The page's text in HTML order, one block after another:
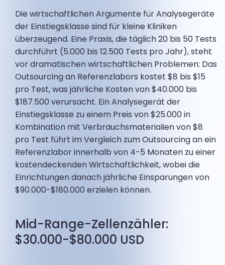
Die wirtschaftlichen Argumente für Analysegeräte
der Einstiegsklasse sind für kleine Kliniken
überzeugend. Eine Praxis, die täglich 20 bis 50 Tests
durchführt (5.000 bis 12.500 Tests pro Jahr), steht
vor dramatischen wirtschaftlichen Problemen: Das
Outsourcing an Referenzlabors kostet $8 bis $15
pro Test, was jährliche Kosten von $40.000 bis
$187.500 verursacht. Ein Analysegerät der
Einstiegsklasse zu einem Preis von $25.000 in
Kombination mit Verbrauchsmaterialien von $8
pro Test führt im Vergleich zum Outsourcing an ein
Referenzlabor innerhalb von 4-5 Monaten zu einer
kostendeckenden Wirtschaftlichkeit, wobei die
Einrichtungen danach jährliche Einsparungen von
$90.000-$180.000 erzielen können.
Mid-Range-Zellenzähler:
$30.000-$80.000 USD